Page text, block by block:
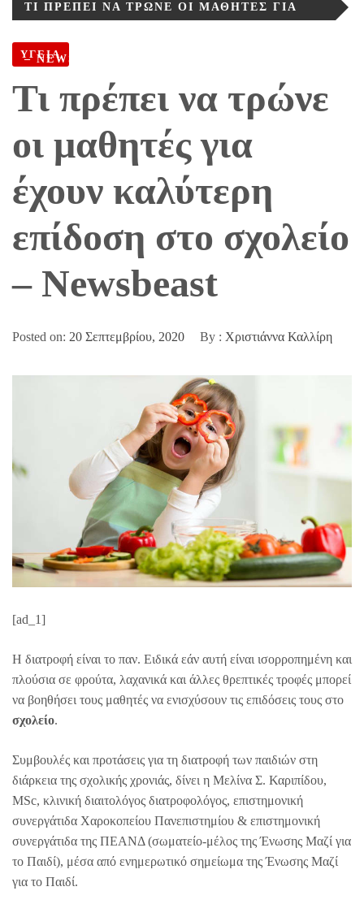
ΤΙ ΠΡΈΠΕΙ ΝΑ ΤΡΏΝΕ ΟΙ ΜΑΘΗΤΈΣ ΓΙΑ
– NEWSBEAST
ΥΓΕΙΑ
Τι πρέπει να τρώνε
οι μαθητές για
έχουν καλύτερη
επίδοση στο σχολείο
– Newsbeast
Posted on: 20 Σεπτεμβρίου, 2020 By : Χριστιάννα Καλλίρη
[ad_1]
Η διατροφή είναι το παν. Ειδικά εάν αυτή είναι ισορροπημένη και
πλούσια σε φρούτα, λαχανικά και άλλες θρεπτικές τροφές μπορεί
να βοηθήσει τους μαθητές να ενισχύσουν τις επιδόσεις τους στο
σχολείο.
Συμβουλές και προτάσεις για τη διατροφή των παιδιών στη
διάρκεια της σχολικής χρονιάς, δίνει η Μελίνα Σ. Καριπίδου,
MSc, κλινική διαιτολόγος διατροφολόγος, επιστημονική
συνεργάτιδα Χαροκοπείου Πανεπιστημίου & επιστημονική
συνεργάτιδα της ΠΕΑΝΔ (σωματείο-μέλος της Ένωσης Μαζί για
το Παιδί), μέσα από ενημερωτικό σημείωμα της Ένωσης Μαζί
για το Παιδί.